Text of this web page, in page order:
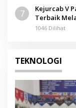
7
Kejurcab V
Terbaik
1046 Dilihat
TEKNOLOGI